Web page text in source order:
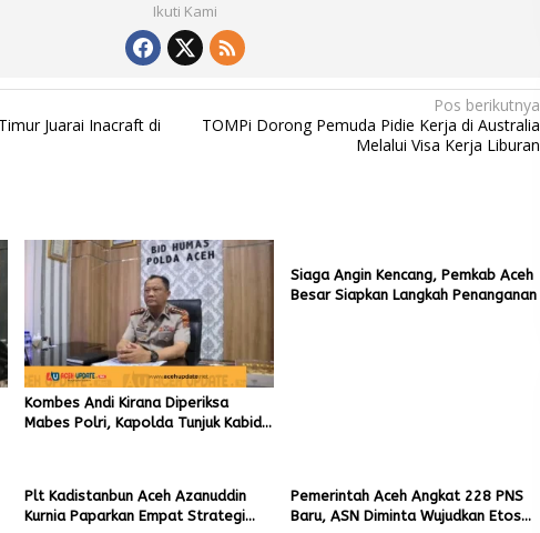
Ikuti Kami
Juarai Inacraft di
Pos berikutnya
TOMPi Dorong Pemuda Pidie Kerja di Australia
Melalui Visa Kerja Liburan
Kombes Andi Kirana Diperiksa
Mabes Polri, Kapolda Tunjuk Kabid
Siaga Angin Kencang, Pemkab Aceh
Besar Siapkan Langkah Penanganan
Plt Kadistanbun Aceh Azanuddin
Kurnia Paparkan Empat Strategi
Pemerintah Aceh Angkat 228 PNS
Baru, ASN Diminta Wujudkan Etos